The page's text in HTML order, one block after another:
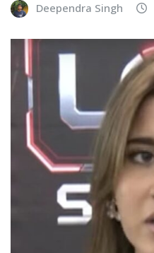
Deependra Singh